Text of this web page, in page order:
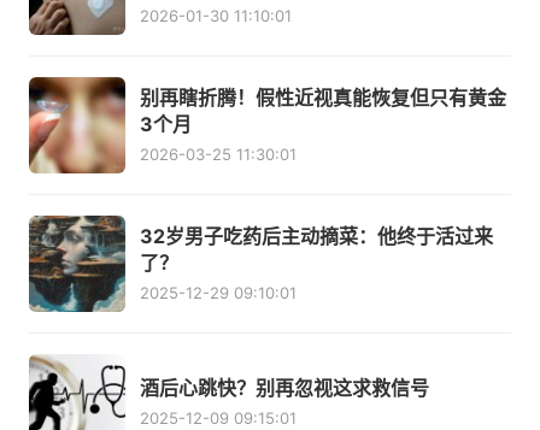
2026-01-30 11:10:01
别再瞎折腾！假性近视真能恢复但只有黄金
3个月
2026-03-25 11:30:01
32岁男子吃药后主动摘菜：他终于活过来
了？
2025-12-29 09:10:01
酒后心跳快？别再忽视这求救信号
2025-12-09 09:15:01